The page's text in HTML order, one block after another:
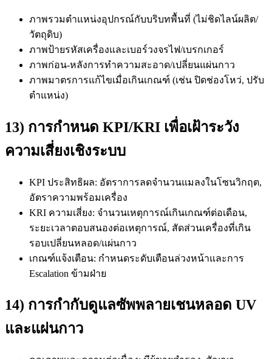
ภาพรวมตำแหน่งอุปกรณ์กับบริบทพื้นที่ (ไม่ชิดไลน์ผลิต/
วัตถุดิบ)
ภาพป้ายรหัสเครื่องและเบอร์วงจรไฟ/เบรกเกอร์
ภาพก่อน-หลังการทำความสะอาด/เปลี่ยนแผ่นกาว
ภาพมาตรการแก้ไขเมื่อเกินเกณฑ์ (เช่น ปิดช่องโหว่, ปรับ
ตำแหน่ง)
13) การกำหนด KPI/KRI เพื่อเฝ้าระวัง
ความเสี่ยงเชิงระบบ
KPI ประสิทธิผล: อัตราการลดจำนวนแมลงในโซนวิกฤต,
อัตราความพร้อมเครื่อง
KRI ความเสี่ยง: จำนวนเหตุการณ์เกินเกณฑ์ต่อเดือน,
ระยะเวลาตอบสนองต่อเหตุการณ์, สัดส่วนเครื่องที่เกิน
รอบเปลี่ยนหลอด/แผ่นกาว
เกณฑ์แจ้งเตือน: กำหนดระดับเตือนล่วงหน้าและการ
Escalation ข้ามฝ่าย
14) การกำกับดูแลซัพพลายเชนหลอด UV
และแผ่นกาว